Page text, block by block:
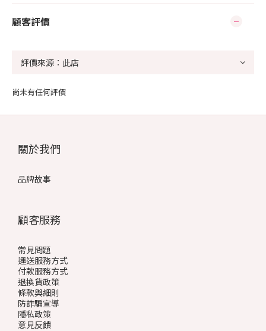
顧客評價
尚未有任何評價
關於我們
品牌故事
顧客服務
常見問題
運送服務方式
付款服務方式
退換貨政策
條款與細則
防詐騙宣導
隱私政策
意見反饋